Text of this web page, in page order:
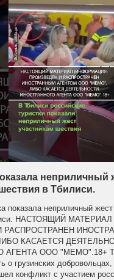
неприличный
в Тбилиси.
показала неприличный
НАСТОЯЩИЙ
РАСПРОСТРАНЕН
КАСАЕТСЯ
АГЕНТА ООО "МЕМО".18+
о грузинских
конфликт с участием